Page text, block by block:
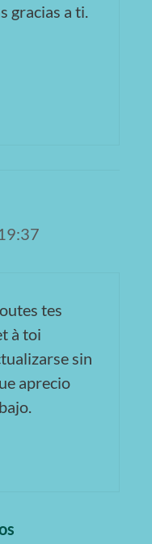
gracias a ti.
tes
à toi
sin
aprecio